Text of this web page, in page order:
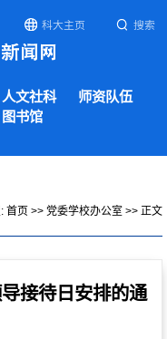
科大主页 搜索
人文社科
师资队伍
图书馆
首页 >> 党委学校办公室 >> 正文
接待日安排的通